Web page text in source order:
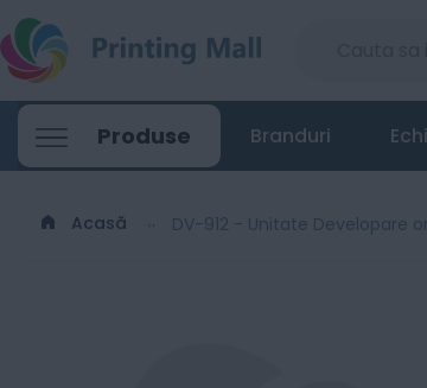
Produse Branduri
Acasă DV-912 - Unitate Developare